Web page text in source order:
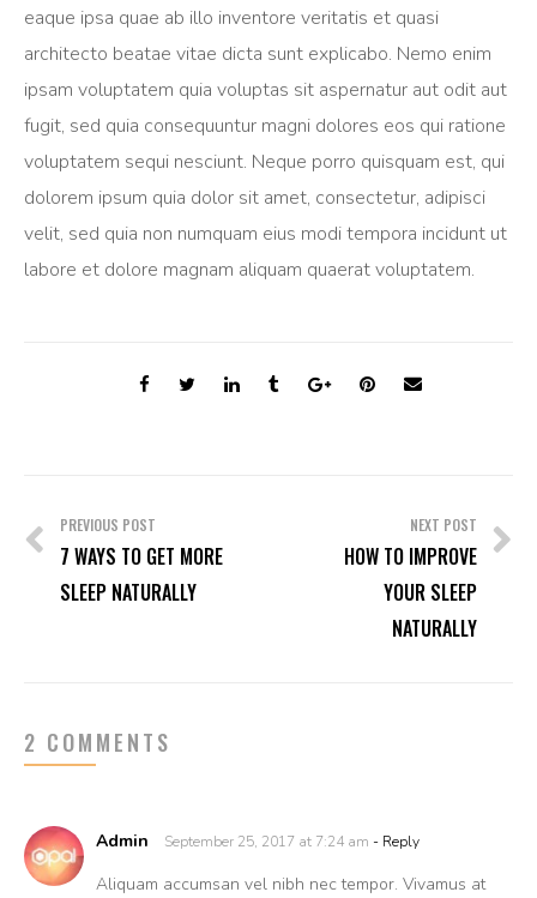
eaque ipsa quae ab illo inventore veritatis et quasi
architecto beatae vitae dicta sunt explicabo. Nemo enim
ipsam voluptatem quia voluptas sit aspernatur aut odit aut
fugit, sed quia consequuntur magni dolores eos qui ratione
voluptatem sequi nesciunt. Neque porro quisquam est, qui
dolorem ipsum quia dolor sit amet, consectetur, adipisci
velit, sed quia non numquam eius modi tempora incidunt ut
labore et dolore magnam aliquam quaerat voluptatem.
navigation
PREVIOUS POST
7 WAYS TO GET MORE
SLEEP NATURALLY
NEXT POST
HOW TO IMPROVE
YOUR SLEEP
NATURALLY
2 COMMENTS
Admin September 25, 2017 at 7:24 am - Reply
Aliquam accumsan vel nibh nec tempor. Vivamus at